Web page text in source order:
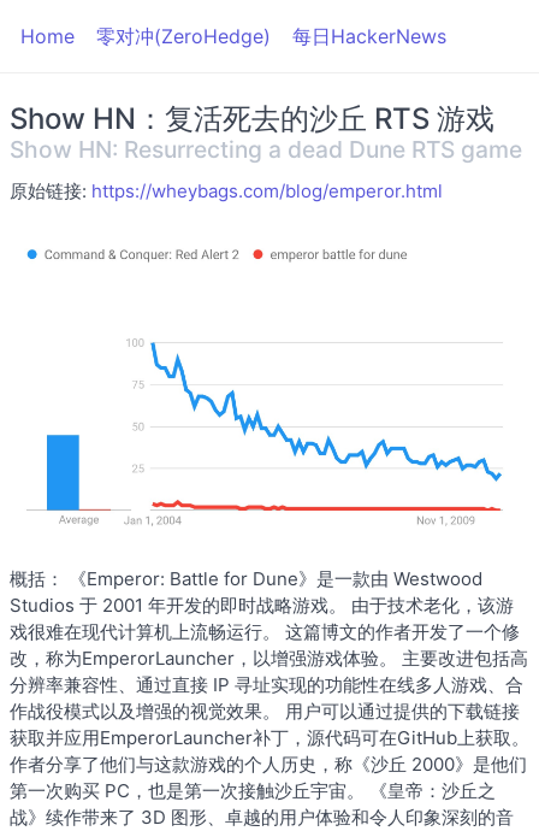
Home 零对冲(ZeroHedge) 每日HackerNews
Show HN：复活死去的沙丘 RTS 游戏
Show HN: Resurrecting a dead Dune RTS game
原始链接: https://wheybags.com/blog/emperor.html
概括： 《Emperor: Battle for Dune》是一款由 Westwood
Studios 于 2001 年开发的即时战略游戏。 由于技术老化，该游
戏很难在现代计算机上流畅运行。 这篇博文的作者开发了一个修
改，称为EmperorLauncher，以增强游戏体验。 主要改进包括高
分辨率兼容性、通过直接 IP 寻址实现的功能性在线多人游戏、合
作战役模式以及增强的视觉效果。 用户可以通过提供的下载链接
获取并应用EmperorLauncher补丁，源代码可在GitHub上获取。
作者分享了他们与这款游戏的个人历史，称《沙丘 2000》是他们
第一次购买 PC，也是第一次接触沙丘宇宙。 《皇帝：沙丘之
战》续作带来了 3D 图形、卓越的用户体验和令人印象深刻的音